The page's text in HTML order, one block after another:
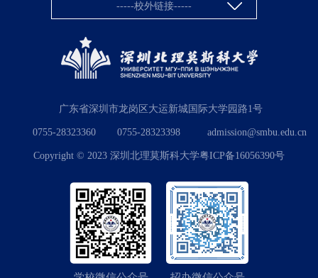
-----校外链接-----
广东省深圳市龙岗区大运新城国际大学园路1号
0755-28323360 0755-28323398 admission@smbu.edu.cn
Copyright © 2023 深圳北理莫斯科大学粤ICP备16056390号